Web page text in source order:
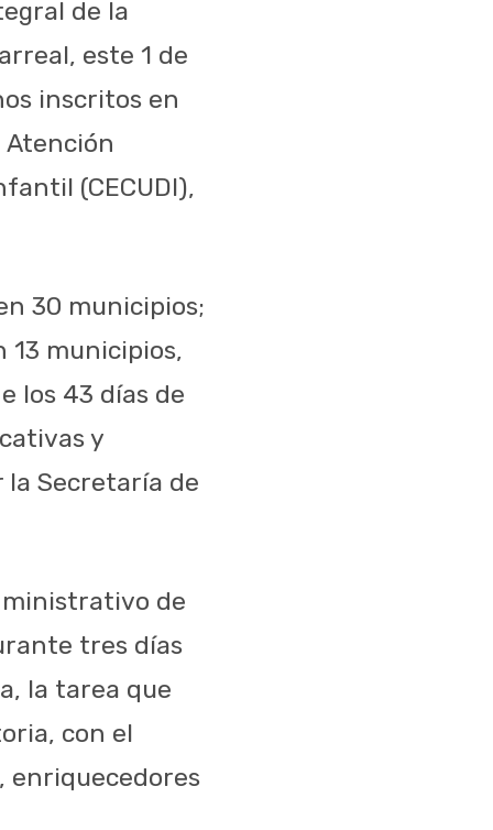
de la
este 1 de
inscritos en
(CECUDI),
30 municipios;
13 municipios,
los 43 días de
y
la Secretaría de
de
tres días
la tarea que
con el
enriquecedores